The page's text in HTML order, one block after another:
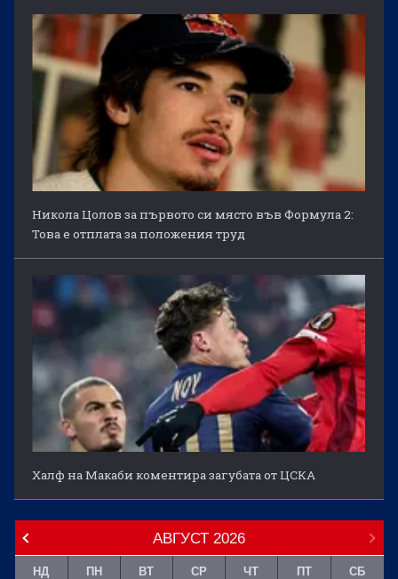
Никола Цолов за първото си място във Формула 2:
Това е отплата за положения труд
Халф на Макаби коментира загубата от ЦСКА
АВГУСТ 2026
НД ПН ВТ СР ЧТ ПТ СБ